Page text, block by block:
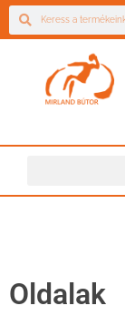
Oldalak